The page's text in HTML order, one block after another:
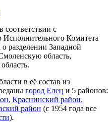
соответствии с
Комитета
о разделении Западной
область,
в её состав из
город Елец и 5 районов:
, Краснинский район,
район (с 1954 года все
).